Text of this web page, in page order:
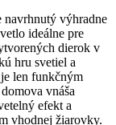
navrhnutý výhradne
ideálne pre
dierok v
hru svetiel a
len funkčným
vnáša
efekt a
vhodnej žiarovky.